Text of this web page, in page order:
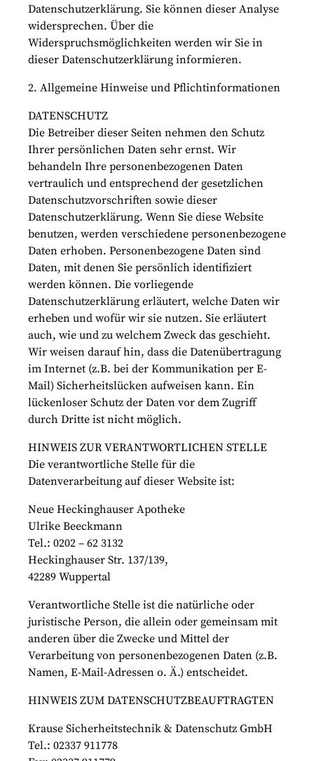
Datenschutzerklärung. Sie können dieser Analyse
widersprechen. Über die
Widerspruchsmöglichkeiten werden wir Sie in
dieser Datenschutzerklärung informieren.
2. Allgemeine Hinweise und Pflichtinformationen
DATENSCHUTZ
Die Betreiber dieser Seiten nehmen den Schutz
Ihrer persönlichen Daten sehr ernst. Wir
behandeln Ihre personenbezogenen Daten
vertraulich und entsprechend der gesetzlichen
Datenschutzvorschriften sowie dieser
Datenschutzerklärung. Wenn Sie diese Website
benutzen, werden verschiedene personenbezogene
Daten erhoben. Personenbezogene Daten sind
Daten, mit denen Sie persönlich identifiziert
werden können. Die vorliegende
Datenschutzerklärung erläutert, welche Daten wir
erheben und wofür wir sie nutzen. Sie erläutert
auch, wie und zu welchem Zweck das geschieht.
Wir weisen darauf hin, dass die Datenübertragung
im Internet (z.B. bei der Kommunikation per E-
Mail) Sicherheitslücken aufweisen kann. Ein
lückenloser Schutz der Daten vor dem Zugriff
durch Dritte ist nicht möglich.
HINWEIS ZUR VERANTWORTLICHEN STELLE
Die verantwortliche Stelle für die
Datenverarbeitung auf dieser Website ist:
Neue Heckinghauser Apotheke
Ulrike Beeckmann
Tel.: 0202 – 62 3132
Heckinghauser Str. 137/139,
42289 Wuppertal
Verantwortliche Stelle ist die natürliche oder
juristische Person, die allein oder gemeinsam mit
anderen über die Zwecke und Mittel der
Verarbeitung von personenbezogenen Daten (z.B.
Namen, E-Mail-Adressen o. Ä.) entscheidet.
HINWEIS ZUM DATENSCHUTZBEAUFTRAGTEN
Krause Sicherheitstechnik & Datenschutz GmbH
Tel.: 02337 911778